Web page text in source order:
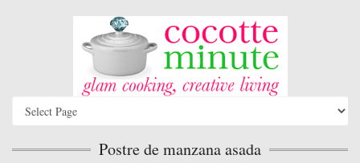
Postre de manzana asada